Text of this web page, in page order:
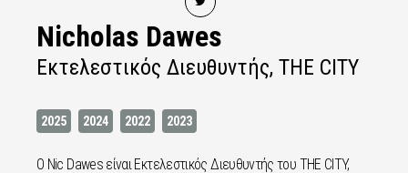
Nicholas Dawes
Εκτελεστικός Διευθυντής, THE CITY
2025 2024 2022 2023
Ο Nic Dawes είναι Εκτελεστικός Διευθυντής του THE CITY,